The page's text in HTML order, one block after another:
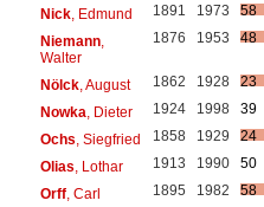
Nick, Edmund 1891 1973
58
Niemann,
Walter
1876 1953 48
Nölck, August 1862 1928
23
Nowka , Dieter 1924 1998
39
Ochs , Siegfried 1858 1929
24
Olias , Lothar 1913 1990
50
Orff, Carl 1895 1982
58